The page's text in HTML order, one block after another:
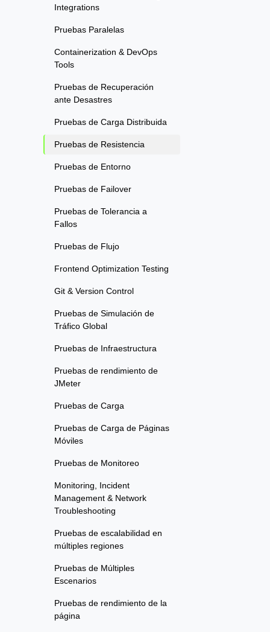
Integrations
Pruebas Paralelas
Containerization & DevOps
Tools
Pruebas de Recuperación
ante Desastres
Pruebas de Carga Distribuida
Pruebas de Resistencia
Pruebas de Entorno
Pruebas de Failover
Pruebas de Tolerancia a
Fallos
Pruebas de Flujo
Frontend Optimization Testing
Git & Version Control
Pruebas de Simulación de
Tráfico Global
Pruebas de Infraestructura
Pruebas de rendimiento de
JMeter
Pruebas de Carga
Pruebas de Carga de Páginas
Móviles
Pruebas de Monitoreo
Monitoring, Incident
Management & Network
Troubleshooting
Pruebas de escalabilidad en
múltiples regiones
Pruebas de Múltiples
Escenarios
Pruebas de rendimiento de la
página